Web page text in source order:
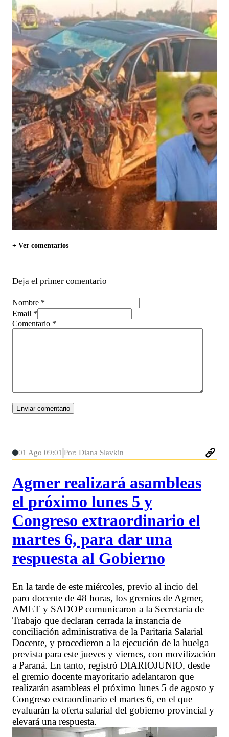
+ Ver comentarios
Deja el primer comentario
Nombre *
Email *
Comentario *
01 Ago 09:01 Por: Diana Slavkin
Agmer realizará asambleas
el próximo lunes 5 y
Congreso extraordinario el
martes 6, para dar una
respuesta al Gobierno
En la tarde de este miércoles, previo al incio del
paro docente de 48 horas, los gremios de Agmer,
AMET y SADOP comunicaron a la Secretaría de
Trabajo que declaran cerrada la instancia de
conciliación administrativa de la Paritaria Salarial
Docente, y procedieron a la ejecución de la huelga
prevista para este jueves y viernes, con movilización
a Paraná. En tanto, registró DIARIOJUNIO, desde
el gremio docente mayoritario adelantaron que
realizarán asambleas el próximo lunes 5 de agosto y
Congreso extraordinario el martes 6, en el que
evaluarán la oferta salarial del gobierno provincial y
elevará una respuesta.